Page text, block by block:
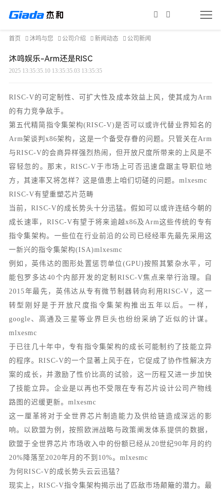
首页 沐鸣与您 公司介绍 新闻动态 公司新闻
沐鸣娱乐-Arm还是RISC
2025 13:35:35.10 13:35:35.03 13:35:35
RISC-V的可定制性、可扩大性及成本效益上风，使其成为Arm
的有力竞争敌手。
第五代精简指令集架构(RISC-V)是否可以或许代替业界知名的
Arm架谈判x86架构，这是一个备受存眷的问题。只管关在Arm
与RISC-V的会商异样强烈热闹，但开放尺度所带来的上风是不
容轻忽的。那末，RISC-V于市场上可否迅速盘踞主导职位地
方，其速率又将怎样？这是值患上咱们切磋的问题。mlxesmc
RISC-V有望重塑芯片范畴
当前，RISC-V的成长势头十分迅猛。假如可以或许连结今朝的
成长速率，RISC-V有望于将来逾越x86及Arm这些传统的专有
指令集架构。一些位在行业前沿的公司已经经率先最先采用这
一新兴的指令集架构(ISA)mlxesmc
例如，英伟达的图形处置惩罚单位(GPU)按照其繁杂水平，可
能包罗多达40个内部开发的定制RISC-V焦点来举行治理。自
2015年最先，英伟达从专有微节制器转向利用RISC-V，这一
转型刚好是于开放尺度指令集架构推出五年以后。一样，
google、高通及三星等业界巨头也纷纷采纳了近似的计谋。
mlxesmc
于已往几十年中，专有指令集架构的成长可能制约了技能立异
的程序。RISC-V的一个显著上风于在，它促成了协作性解决方
案的成长，并激励了性价比高的试验，这一历程又进一步加快
了技能立异。企业是以再也不受限在专有芯片设计公司产物线
路图的迟缓更新。mlxesmc
这一厘革将对于全世界芯片制造能力及供给链造成深远的影
响。以欧盟为例，按照欧洲战略与政策阐发体系提供的数据，
欧盟于全世界芯片市场收入中的份额已经从20世纪90年月的约
20%降落至2020年月的不到10%。mlxesmc
为何RISC-V的成长势头云云迅猛？
现实上，RISC-V指令集架构揭示出了匹敌市场颠簸的潜力。最